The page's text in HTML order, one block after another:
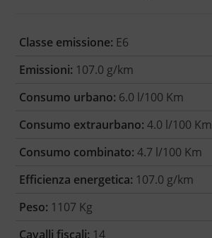
Classe emissione: E6
Emissioni: 107.0 g/km
Consumo urbano: 6.0 l/100 Km
Consumo extraurbano: 4.0 l/100 Km
Consumo combinato: 4.7 l/100 Km
Efficienza energetica: 107.0 g/km
Peso: 1107 Kg
Cavalli fiscali: 14